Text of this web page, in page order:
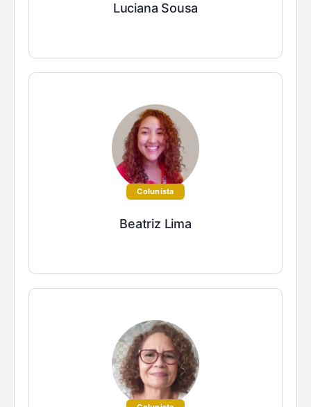
Luciana Sousa
Colunista
Beatriz Lima